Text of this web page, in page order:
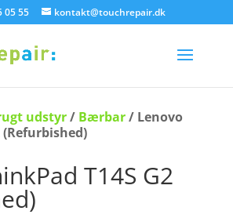
05 55 kontakt@touchrepair.dk
udstyr/ Bærbar/ Lenovo
(Refurbished)
T14S G2